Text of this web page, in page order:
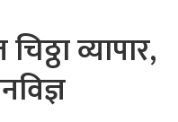
व्यापार,